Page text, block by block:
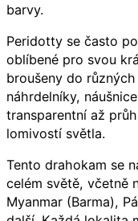
barvy.
Peridotty se často
oblíbené pro svou
broušeny do
náhrdelníky,
transparentní až
lomivostí světla.
Tento drahokam se
celém světě, včetně
Myanmar (Barma),